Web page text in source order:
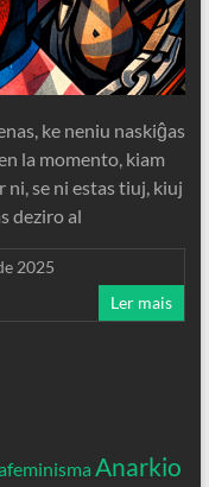
ke neniu naskiĝas
la momento, kiam
ni, se ni estas tiuj, kiuj
deziro al
2025
Ler mais
Anarkio